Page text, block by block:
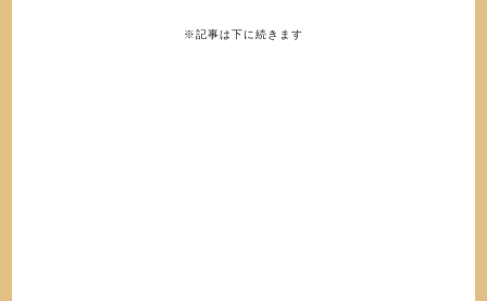
※記事は下に続きます